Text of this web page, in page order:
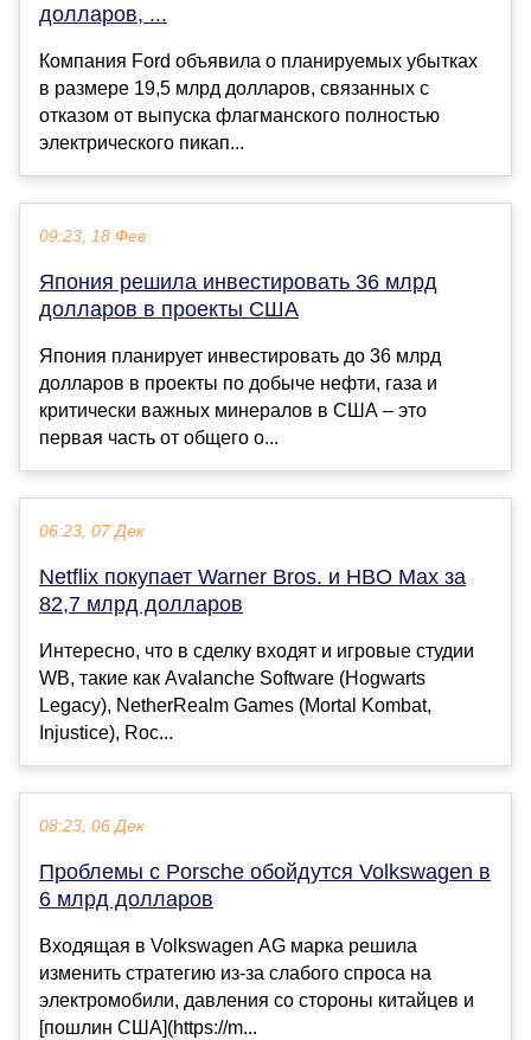
долларов, ...
Компания Ford объявила о планируемых убытках
в размере 19,5 млрд долларов, связанных с
отказом от выпуска флагманского полностью
электрического пикап...
09:23, 18 Фев
Япония решила инвестировать 36 млрд
долларов в проекты США
Япония планирует инвестировать до 36 млрд
долларов в проекты по добыче нефти, газа и
критически важных минералов в США – это
первая часть от общего о...
06:23, 07 Дек
Netflix покупает Warner Bros. и HBO Max за
82,7 млрд долларов
Интересно, что в сделку входят и игровые студии
WB, такие как Avalanche Software (Hogwarts
Legacy), NetherRealm Games (Mortal Kombat,
Injustice), Roc...
08:23, 06 Дек
Проблемы с Porsche обойдутся Volkswagen в
6 млрд долларов
Входящая в Volkswagen AG марка решила
изменить стратегию из-за слабого спроса на
электромобили, давления со стороны китайцев и
[пошлин США](https://m...